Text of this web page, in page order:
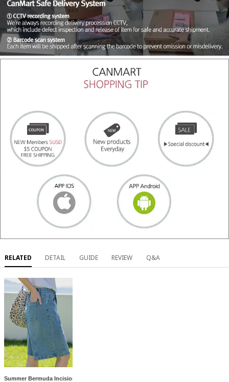
RELATED DETAIL GUIDE REVIEW Q&A
Summer Bermuda Incision Denim